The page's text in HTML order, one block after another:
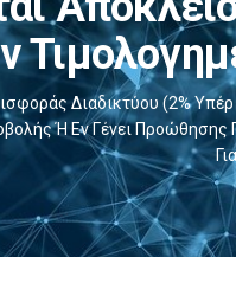
Διαδικτύου (2%
Ή Εν Γένει